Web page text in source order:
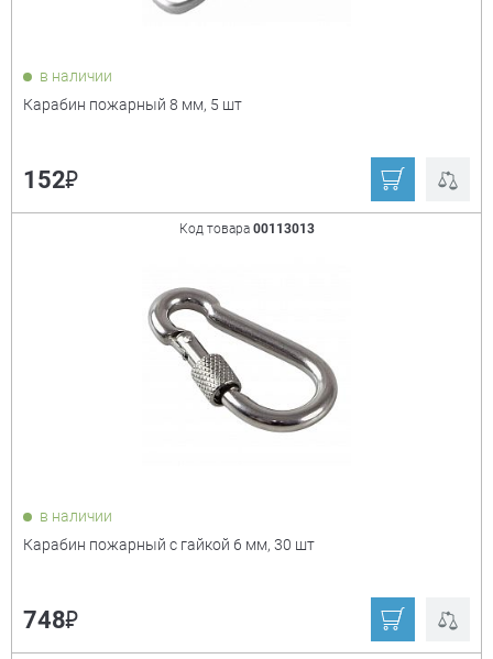
в наличии
Карабин пожарный 8 мм, 5 шт
152₽
Код товара 00113013
в наличии
Карабин пожарный с гайкой 6 мм, 30 шт
748₽